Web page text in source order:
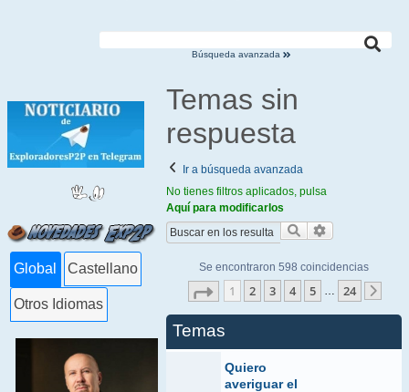
Búsqueda avanzada
Global Castellano
Otros Idiomas
Temas sin
respuesta
Ir a búsqueda avanzada
No tienes filtros aplicados, pulsa
Aquí para modificarlos
Buscar
Se encontraron 598 coincidencias
Página de 24
1 2 3 4 5 … 24
Temas
Quiero
averiguar el